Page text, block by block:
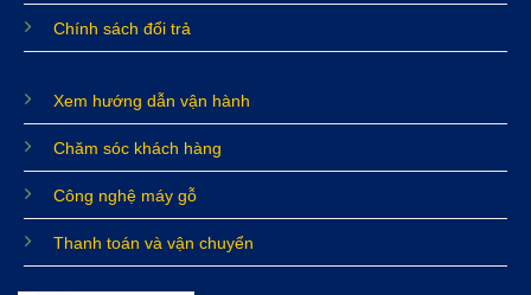
Chính sách đổi trả
Xem hướng dẫn vận hành
Chăm sóc khách hàng
Công nghệ máy gỗ
Thanh toán và vận chuyển